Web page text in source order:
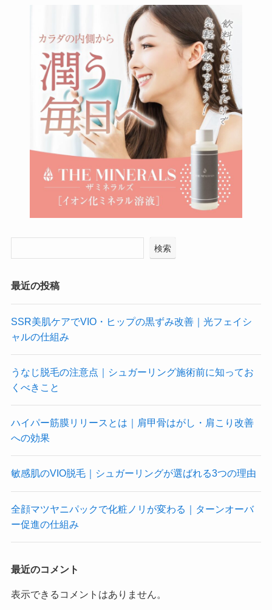
検索
最近の投稿
SSR美肌ケアでVIO・ヒップの黒ずみ改善｜光フェイシ
ャルの仕組み
うなじ脱毛の注意点｜シュガーリング施術前に知ってお
くべきこと
ハイパー筋膜リリースとは｜肩甲骨はがし・肩こり改善
への効果
敏感肌のVIO脱毛｜シュガーリングが選ばれる3つの理由
全顔マツヤニパックで化粧ノリが変わる｜ターンオーバ
ー促進の仕組み
最近のコメント
表示できるコメントはありません。